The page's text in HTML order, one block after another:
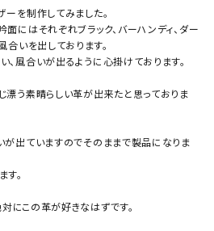
を制作してみました。
にはそれぞれブラック、バーハンディ、ダー
合いを出しております。
、風合いが出るように心掛けております。
漂う素晴らしい革が出来たと思っておりま
が出ていますのでそのままで製品になりま
。
にこの革が好きなはずです。